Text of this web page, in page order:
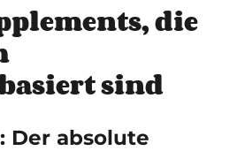
die
sind
Der absolute